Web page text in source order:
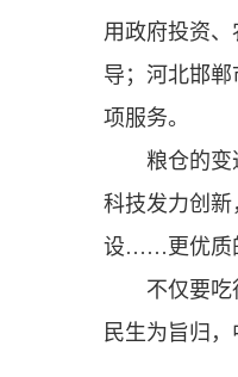
用政府投资
导；河北邯
项服务。
粮仓的变
科技发力创
设……更优质
不仅要
民生为旨归，